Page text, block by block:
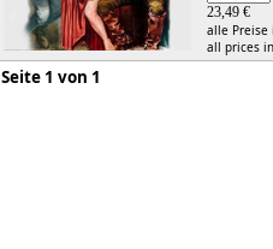
23,49 €
alle
all prices
Seite 1 von 1